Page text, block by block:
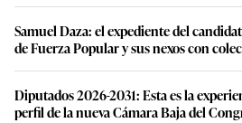
Samuel Daza: el expediente del
de Fuerza Popular y sus nexos con
Diputados 2026-2031: Esta es la
perfil de la nueva Cámara Baja del